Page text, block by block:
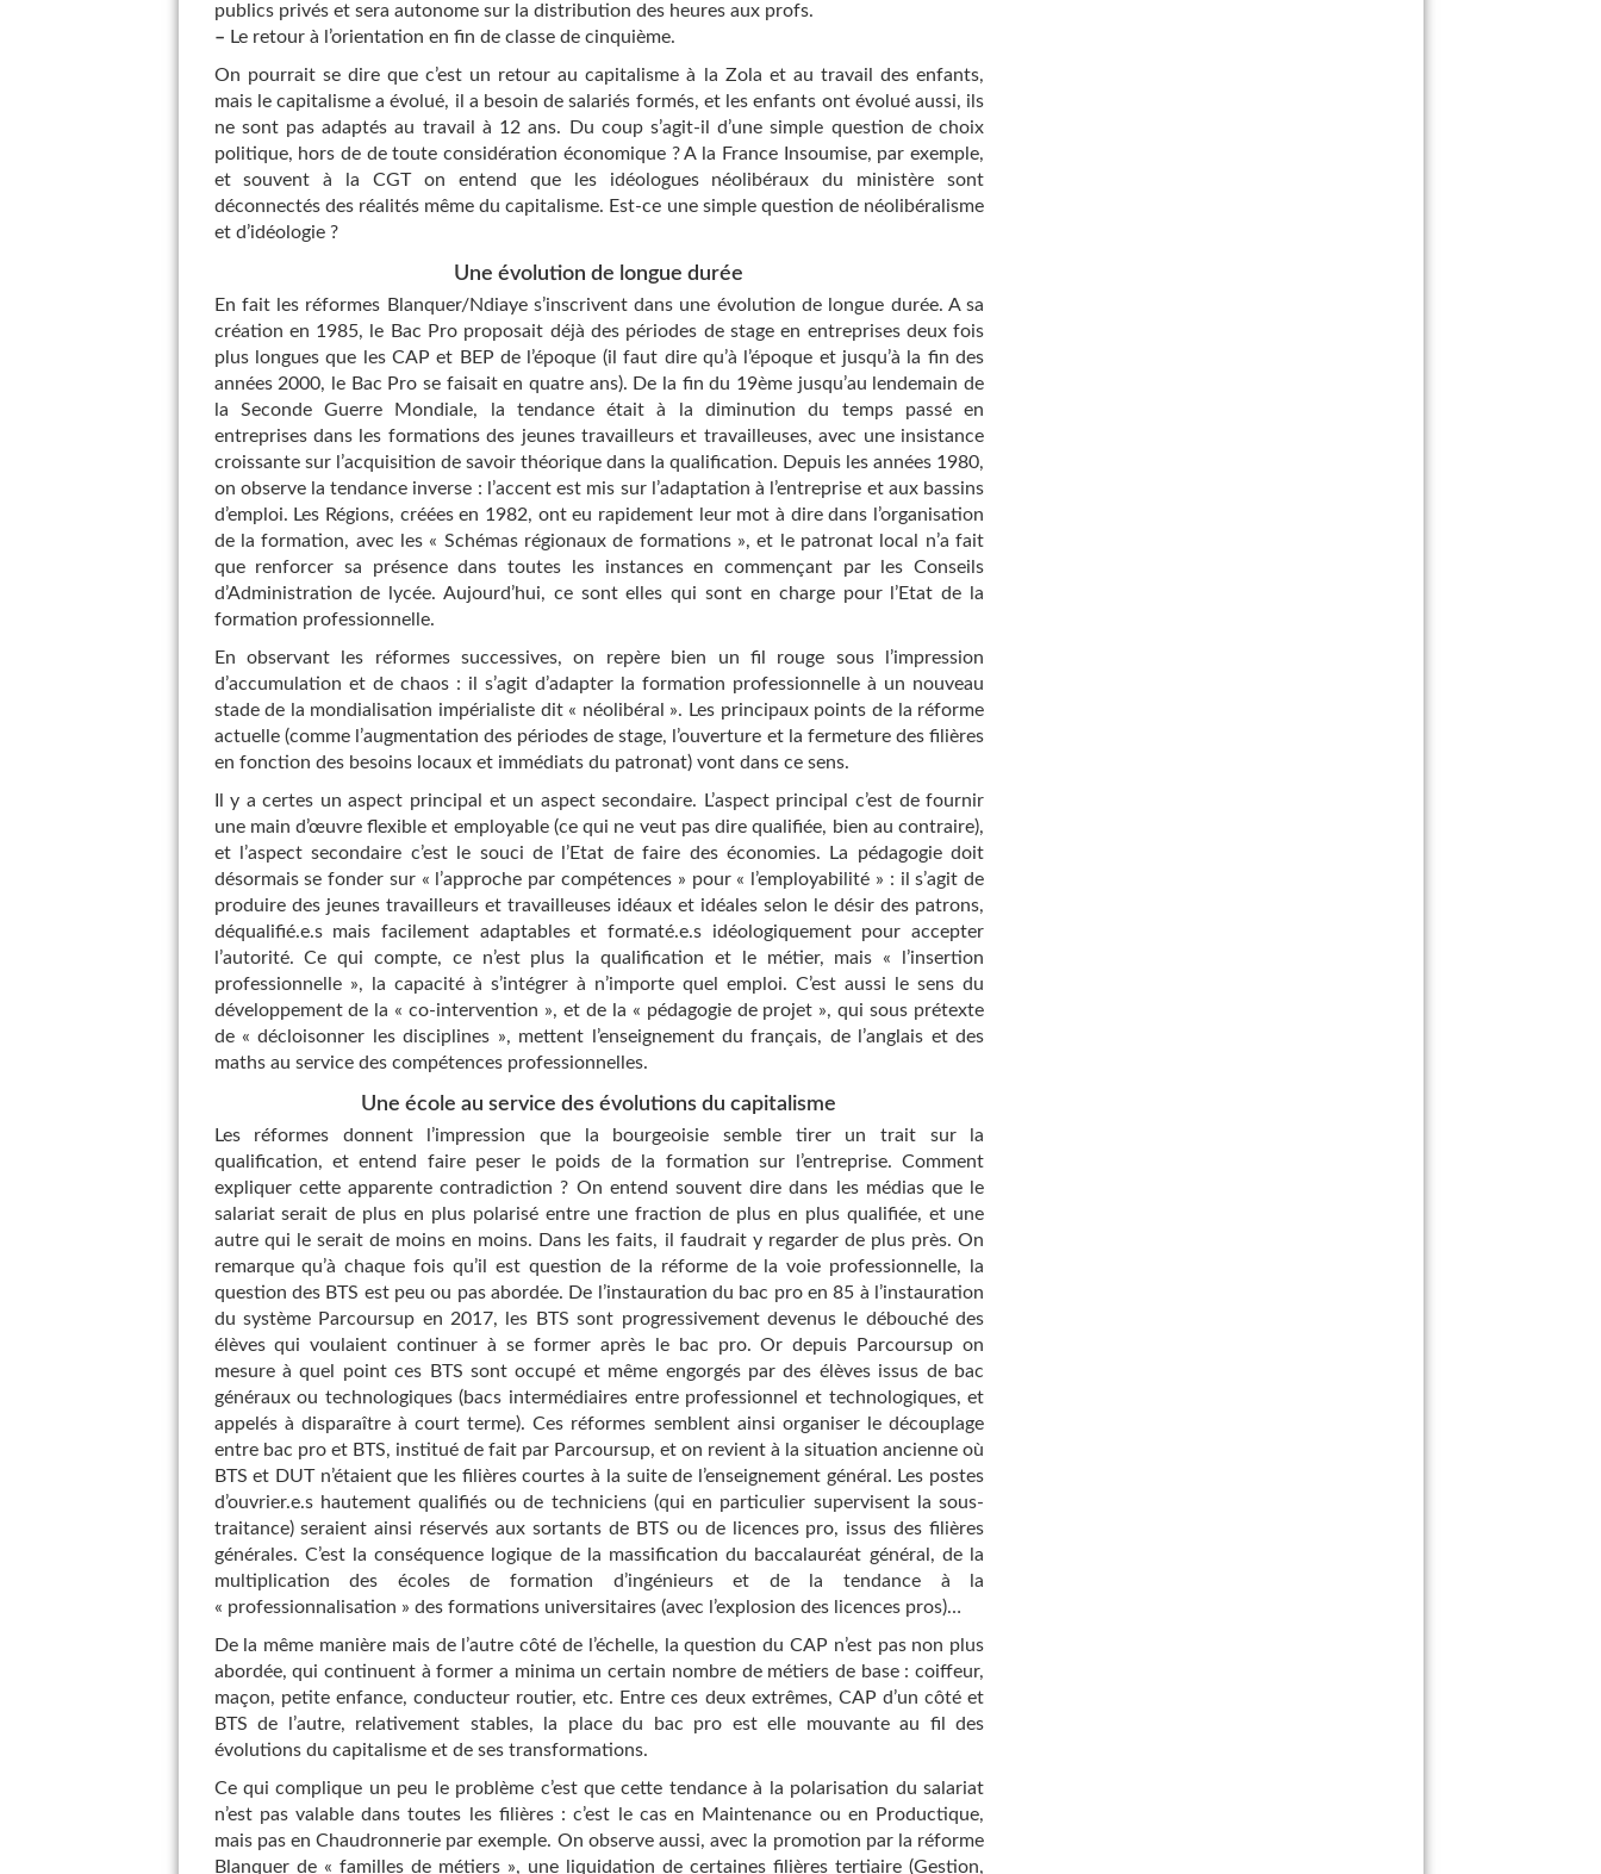
publics privés et sera autonome sur la distribution des heures aux profs.
– Le retour à l’orientation en fin de classe de cinquième.
On pourrait se dire que c’est un retour au capitalisme à la Zola et au travail des enfants,
mais le capitalisme a évolué, il a besoin de salariés formés, et les enfants ont évolué aussi, ils
ne sont pas adaptés au travail à 12 ans. Du coup s’agit-il d’une simple question de choix
politique, hors de de toute considération économique ? A la France Insoumise, par exemple,
et souvent à la CGT on entend que les idéologues néolibéraux du ministère sont
déconnectés des réalités même du capitalisme. Est-ce une simple question de néolibéralisme
et d’idéologie ?
Une évolution de longue durée
En fait les réformes Blanquer/Ndiaye s’inscrivent dans une évolution de longue durée. A sa
création en 1985, le Bac Pro proposait déjà des périodes de stage en entreprises deux fois
plus longues que les CAP et BEP de l’époque (il faut dire qu’à l’époque et jusqu’à la fin des
années 2000, le Bac Pro se faisait en quatre ans). De la fin du 19ème jusqu’au lendemain de
la Seconde Guerre Mondiale, la tendance était à la diminution du temps passé en
entreprises dans les formations des jeunes travailleurs et travailleuses, avec une insistance
croissante sur l’acquisition de savoir théorique dans la qualification. Depuis les années 1980,
on observe la tendance inverse : l’accent est mis sur l’adaptation à l’entreprise et aux bassins
d’emploi. Les Régions, créées en 1982, ont eu rapidement leur mot à dire dans l’organisation
de la formation, avec les « Schémas régionaux de formations », et le patronat local n’a fait
que renforcer sa présence dans toutes les instances en commençant par les Conseils
d’Administration de lycée. Aujourd’hui, ce sont elles qui sont en charge pour l’Etat de la
formation professionnelle.
En observant les réformes successives, on repère bien un fil rouge sous l’impression
d’accumulation et de chaos : il s’agit d’adapter la formation professionnelle à un nouveau
stade de la mondialisation impérialiste dit « néolibéral ». Les principaux points de la réforme
actuelle (comme l’augmentation des périodes de stage, l’ouverture et la fermeture des filières
en fonction des besoins locaux et immédiats du patronat) vont dans ce sens.
Il y a certes un aspect principal et un aspect secondaire. L’aspect principal c’est de fournir
une main d’œuvre flexible et employable (ce qui ne veut pas dire qualifiée, bien au contraire),
et l’aspect secondaire c’est le souci de l’Etat de faire des économies. La pédagogie doit
désormais se fonder sur « l’approche par compétences » pour « l’employabilité » : il s’agit de
produire des jeunes travailleurs et travailleuses idéaux et idéales selon le désir des patrons,
déqualifié.e.s mais facilement adaptables et formaté.e.s idéologiquement pour accepter
l’autorité. Ce qui compte, ce n’est plus la qualification et le métier, mais « l’insertion
professionnelle », la capacité à s’intégrer à n’importe quel emploi. C’est aussi le sens du
développement de la « co-intervention », et de la « pédagogie de projet », qui sous prétexte
de « décloisonner les disciplines », mettent l’enseignement du français, de l’anglais et des
maths au service des compétences professionnelles.
Une école au service des évolutions du capitalisme
Les réformes donnent l’impression que la bourgeoisie semble tirer un trait sur la
qualification, et entend faire peser le poids de la formation sur l’entreprise. Comment
expliquer cette apparente contradiction ? On entend souvent dire dans les médias que le
salariat serait de plus en plus polarisé entre une fraction de plus en plus qualifiée, et une
autre qui le serait de moins en moins. Dans les faits, il faudrait y regarder de plus près. On
remarque qu’à chaque fois qu’il est question de la réforme de la voie professionnelle, la
question des BTS est peu ou pas abordée. De l’instauration du bac pro en 85 à l’instauration
du système Parcoursup en 2017, les BTS sont progressivement devenus le débouché des
élèves qui voulaient continuer à se former après le bac pro. Or depuis Parcoursup on
mesure à quel point ces BTS sont occupé et même engorgés par des élèves issus de bac
généraux ou technologiques (bacs intermédiaires entre professionnel et technologiques, et
appelés à disparaître à court terme). Ces réformes semblent ainsi organiser le découplage
entre bac pro et BTS, institué de fait par Parcoursup, et on revient à la situation ancienne où
BTS et DUT n’étaient que les filières courtes à la suite de l’enseignement général. Les postes
d’ouvrier.e.s hautement qualifiés ou de techniciens (qui en particulier supervisent la sous-
traitance) seraient ainsi réservés aux sortants de BTS ou de licences pro, issus des filières
générales. C’est la conséquence logique de la massification du baccalauréat général, de la
multiplication des écoles de formation d’ingénieurs et de la tendance à la
« professionnalisation » des formations universitaires (avec l’explosion des licences pros)…
De la même manière mais de l’autre côté de l’échelle, la question du CAP n’est pas non plus
abordée, qui continuent à former a minima un certain nombre de métiers de base : coiffeur,
maçon, petite enfance, conducteur routier, etc. Entre ces deux extrêmes, CAP d’un côté et
BTS de l’autre, relativement stables, la place du bac pro est elle mouvante au fil des
évolutions du capitalisme et de ses transformations.
Ce qui complique un peu le problème c’est que cette tendance à la polarisation du salariat
n’est pas valable dans toutes les filières : c’est le cas en Maintenance ou en Productique,
mais pas en Chaudronnerie par exemple. On observe aussi, avec la promotion par la réforme
Blanquer de « familles de métiers », une liquidation de certaines filières tertiaire (Gestion,